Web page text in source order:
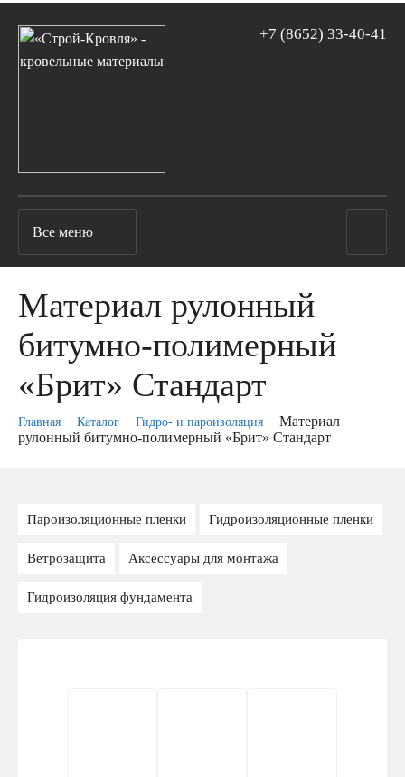
+7 (8652) 33-40-41
Все меню
Материал рулонный
битумно-полимерный
«Брит» Стандарт
Главная Каталог Гидро- и пароизоляция
Материал
рулонный битумно-полимерный «Брит» Стандарт
Пароизоляционные пленки Гидроизоляционные пленки
Ветрозащита Аксессуары для монтажа
Гидроизоляция фундамента